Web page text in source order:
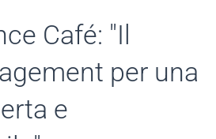
Café: "Il
per una
e